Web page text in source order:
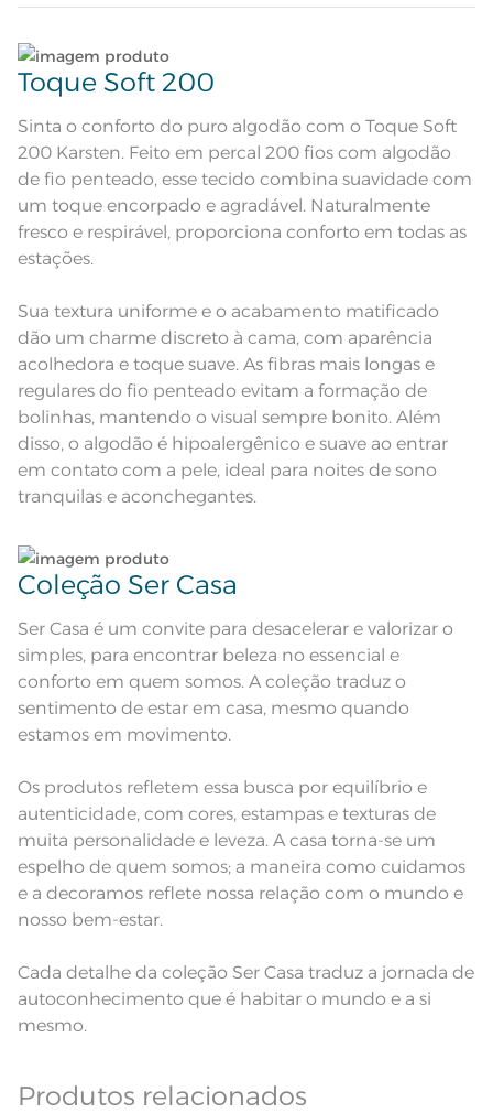
Atributos
folhas e flores em tons de branco e
cinza. Verso com listras suaves.
Composição
100% Algodão; Manta de
Enchimento 100% Poliéster
Tamanho Casal
Medida 2,20m x 2,50m
Acabamento Estampado
Instruções de Lavagem
Lavação a 40ºC; Proibido alvejar;
Secar em tambor com
temperatura máxima de 60º; Ferro
de passar com temperatura
maxima de 110º C; Proibido lavar a
seco;
Observações
Lave tipos de tecidos distintos separadamente;
Não lave cores claras e cores escuras no mesmo
ciclo;
Lave as peças no ciclo leve, suave ou delicado de
sua lavadora;
Enxágue as peças com bastante água;
Utilize a quantidade mínima de amaciante e sabão;
Leia atentamente as instruções na etiqueta.
Toque Soft 200
Sinta o conforto do puro algodão com o Toque Soft
200 Karsten. Feito em percal 200 fios com algodão
de fio penteado, esse tecido combina suavidade com
um toque encorpado e agradável. Naturalmente
fresco e respirável, proporciona conforto em todas as
estações.
Sua textura uniforme e o acabamento matificado
dão um charme discreto à cama, com aparência
acolhedora e toque suave. As fibras mais longas e
regulares do fio penteado evitam a formação de
bolinhas, mantendo o visual sempre bonito. Além
disso, o algodão é hipoalergênico e suave ao entrar
em contato com a pele, ideal para noites de sono
tranquilas e aconchegantes.
Coleção Ser Casa
Ser Casa é um convite para desacelerar e valorizar o
simples, para encontrar beleza no essencial e
conforto em quem somos. A coleção traduz o
sentimento de estar em casa, mesmo quando
estamos em movimento.
Os produtos refletem essa busca por equilíbrio e
autenticidade, com cores, estampas e texturas de
muita personalidade e leveza. A casa torna-se um
espelho de quem somos; a maneira como cuidamos
e a decoramos reflete nossa relação com o mundo e
nosso bem-estar.
Cada detalhe da coleção Ser Casa traduz a jornada de
autoconhecimento que é habitar o mundo e a si
mesmo.
Produtos relacionados